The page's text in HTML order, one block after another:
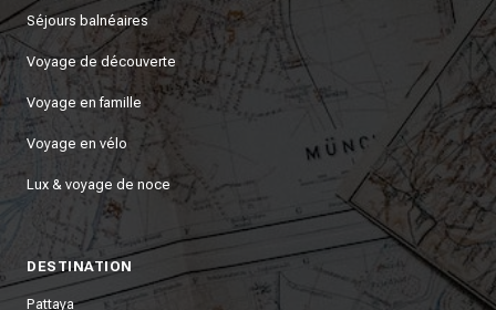
Séjours balnéaires
Voyage de découverte
Voyage en famille
Voyage en vélo
Lux & voyage de noce
DESTINATION
Pattaya